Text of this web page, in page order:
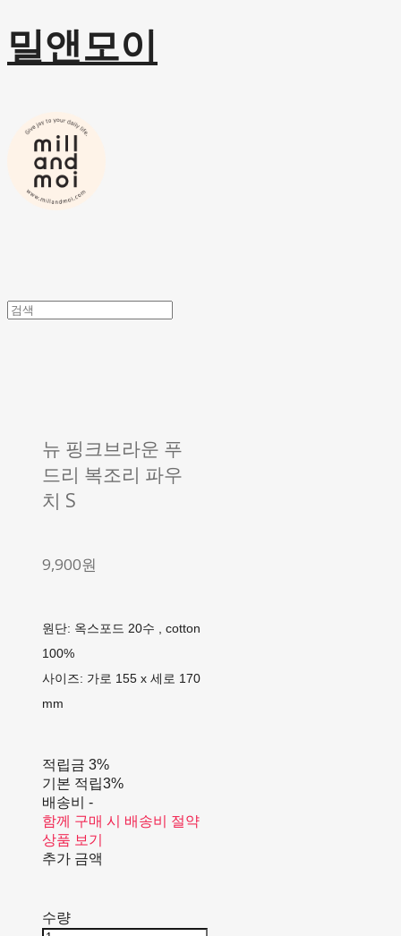
밀앤모이
뉴 핑크브라운 푸
드리 복조리 파우
치 S
9,900원
원단: 옥스포드 20수 , cotton
100%
사이즈: 가로 155 x 세로 170
mm
적립금 3%
기본 적립3%
배송비 -
함께 구매 시 배송비 절약
상품 보기
추가 금액
수량